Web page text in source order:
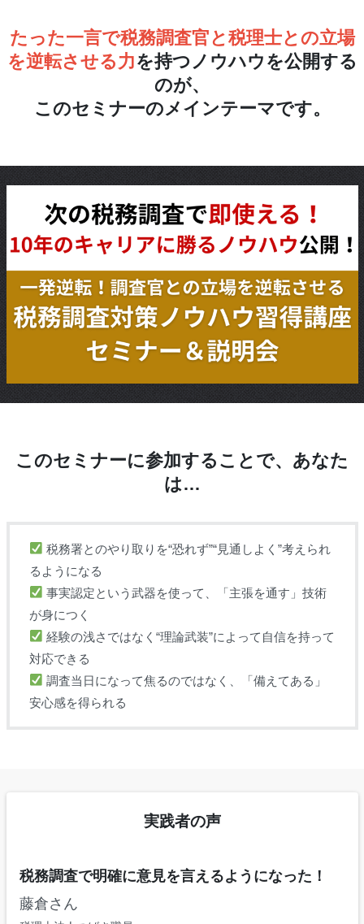
たった一言で税務調査官と税理士との立場
を逆転させる力を持つノウハウを公開する
のが、
このセミナーのメインテーマです。
このセミナーに参加することで、あなた
は…
税務署とのやり取りを“恐れず”“見通しよく”考えられ
るようになる
事実認定という武器を使って、「主張を通す」技術
が身につく
経験の浅さではなく“理論武装”によって自信を持って
対応できる
調査当日になって焦るのではなく、「備えてある」
安心感を得られる
実践者の声
税務調査で明確に意見を言えるようになった！
藤倉さん